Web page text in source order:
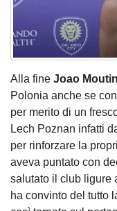
Alla fine Joao
Polonia anche se
per merito di un
Lech Poznan infatti
per rinforzare la
aveva puntato con
salutato il club ligure
ha convinto del tutto